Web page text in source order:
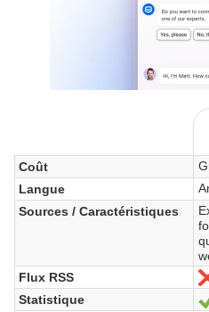
Coût
Langue
Sources / Caractéristiques
Flux RSS
Statistique